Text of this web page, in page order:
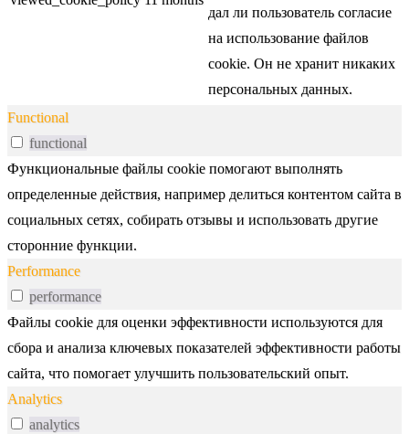
дал ли пользователь согласие
на использование файлов
cookie. Он не хранит никаких
персональных данных.
Functional
functional
Функциональные файлы cookie помогают выполнять
определенные действия, например делиться контентом сайта в
социальных сетях, собирать отзывы и использовать другие
сторонние функции.
Performance
performance
Файлы cookie для оценки эффективности используются для
сбора и анализа ключевых показателей эффективности работы
сайта, что помогает улучшить пользовательский опыт.
Analytics
analytics